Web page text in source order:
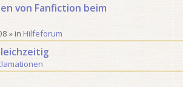
von Fanfiction beim
» in Hilfeforum